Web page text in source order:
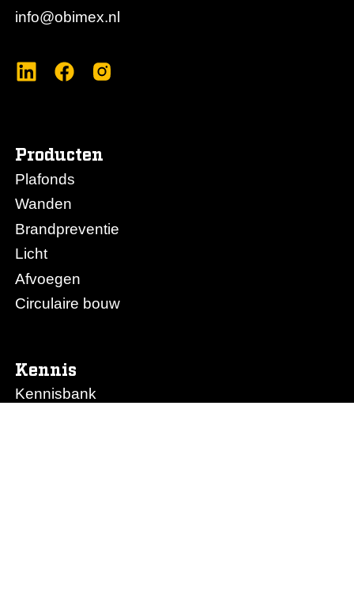
info@obimex.nl
Producten
Plafonds
Wanden
Brandpreventie
Licht
Afvoegen
Circulaire bouw
Kennis
Kennisbank